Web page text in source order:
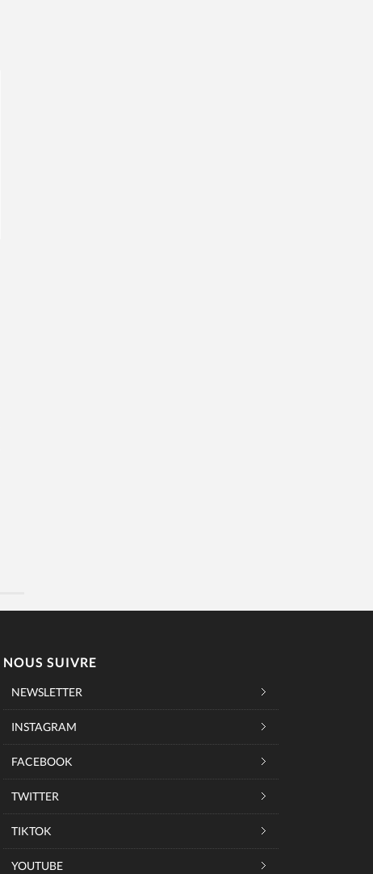
NOUS SUIVRE
NEWSLETTER
INSTAGRAM
FACEBOOK
TWITTER
TIKTOK
YOUTUBE